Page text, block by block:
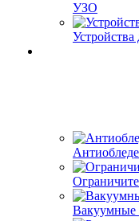
УЗО
Вакуумные